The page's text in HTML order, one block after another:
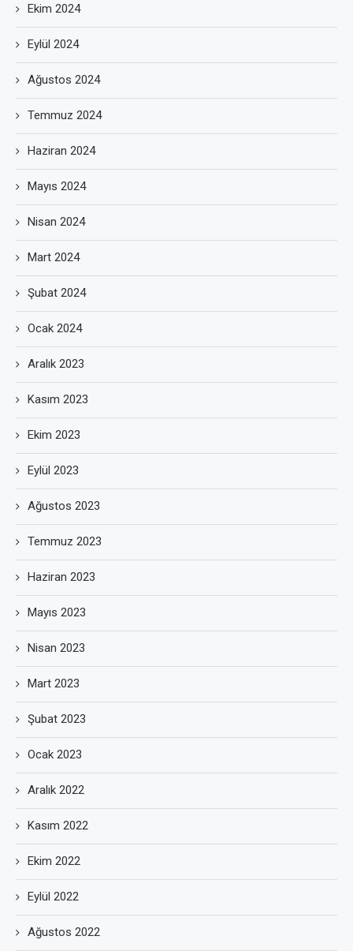
Ekim 2024
Eylül 2024
Ağustos 2024
Temmuz 2024
Haziran 2024
Mayıs 2024
Nisan 2024
Mart 2024
Şubat 2024
Ocak 2024
Aralık 2023
Kasım 2023
Ekim 2023
Eylül 2023
Ağustos 2023
Temmuz 2023
Haziran 2023
Mayıs 2023
Nisan 2023
Mart 2023
Şubat 2023
Ocak 2023
Aralık 2022
Kasım 2022
Ekim 2022
Eylül 2022
Ağustos 2022